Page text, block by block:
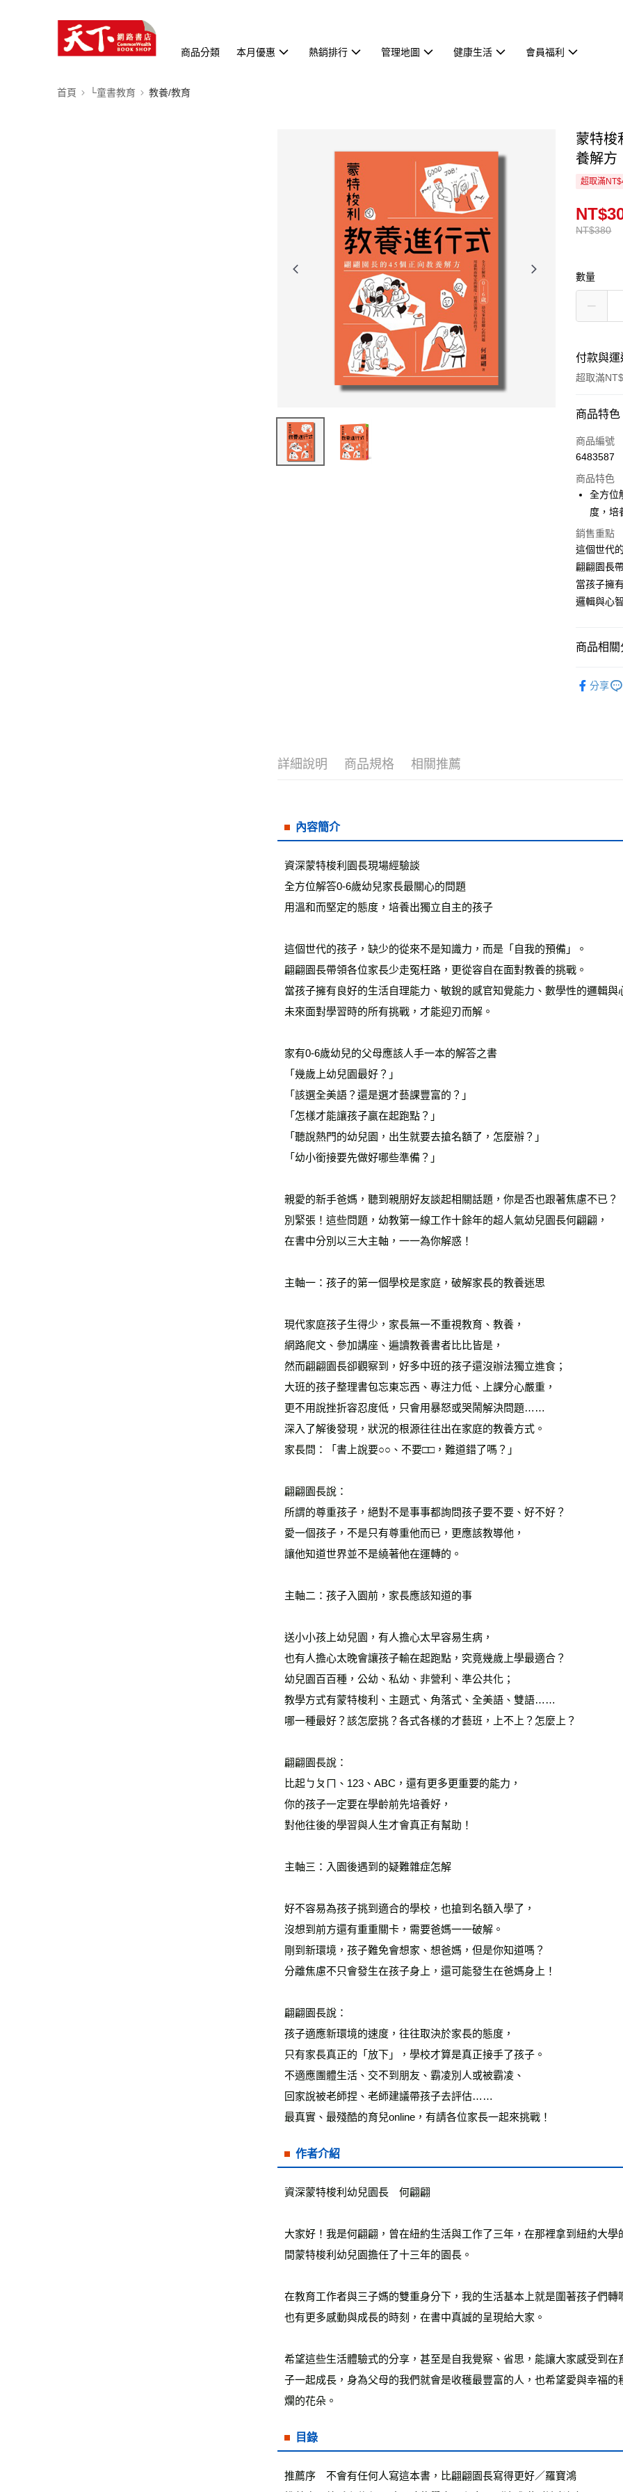
商品分類 本月優惠 熱銷排行 管理地圖 健康生活 會員福利
首頁 └童書教育 教養/教育
蒙特梭
養解方
超取滿
NT$380
數量
付款與運
超取滿
付款方式
信用卡一次
LINE Pay
Apple Pay
街口支付
悠遊付
ATM付款
每筆
宅配
商品特色
商品編號
6483587
商品特色
全方位
度，培
銷售重點
這個世代
翩翩園長
當孩子擁
邏輯與心
商品相關
分享
詳細說明 商品規格 相關推薦
內容簡介
資深蒙特梭利園長現場經驗談
全方位解答0-6歲幼兒家長最關心的問題
用溫和而堅定的態度，培養出獨立自主的孩子
這個世代的孩子，缺少的從來不是知識力，而是「自我的預備」。
翩翩園長帶領各位家長少走冤枉路，更從容自在面對教養的挑戰。
當孩子擁有良好的生活自理能力、敏銳的感官知覺能力、數學性的邏輯與
未來面對學習時的所有挑戰，才能迎刃而解。
家有0-6歲幼兒的父母應該人手一本的解答之書
「幾歲上幼兒園最好？」
「該選全美語？還是選才藝課豐富的？」
「怎樣才能讓孩子贏在起跑點？」
「聽說熱門的幼兒園，出生就要去搶名額了，怎麼辦？」
「幼小銜接要先做好哪些準備？」
親愛的新手爸媽，聽到親朋好友談起相關話題，你是否也跟著焦慮不已？
別緊張！這些問題，幼教第一線工作十餘年的超人氣幼兒園長何翩翩，
在書中分別以三大主軸，一一為你解惑！
主軸一：孩子的第一個學校是家庭，破解家長的教養迷思
現代家庭孩子生得少，家長無一不重視教育、教養，
網路爬文、參加講座、遍讀教養書者比比皆是，
然而翩翩園長卻觀察到，好多中班的孩子還沒辦法獨立進食；
大班的孩子整理書包忘東忘西、專注力低、上課分心嚴重，
更不用說挫折容忍度低，只會用暴怒或哭鬧解決問題……
深入了解後發現，狀況的根源往往出在家庭的教養方式。
家長問：「書上說要○○、不要□□，難道錯了嗎？」
翩翩園長說：
所謂的尊重孩子，絕對不是事事都詢問孩子要不要、好不好？
愛一個孩子，不是只有尊重他而已，更應該教導他，
讓他知道世界並不是繞著他在運轉的。
主軸二：孩子入園前，家長應該知道的事
送小小孩上幼兒園，有人擔心太早容易生病，
也有人擔心太晚會讓孩子輸在起跑點，究竟幾歲上學最適合？
幼兒園百百種，公幼、私幼、非營利、準公共化；
教學方式有蒙特梭利、主題式、角落式、全美語、雙語……
哪一種最好？該怎麼挑？各式各樣的才藝班，上不上？怎麼上？
翩翩園長說：
比起ㄅㄆㄇ、123、ABC，還有更多更重要的能力，
你的孩子一定要在學齡前先培養好，
對他往後的學習與人生才會真正有幫助！
主軸三：入園後遇到的疑難雜症怎解
好不容易為孩子挑到適合的學校，也搶到名額入學了，
沒想到前方還有重重關卡，需要爸媽一一破解。
剛到新環境，孩子難免會想家、想爸媽，但是你知道嗎？
分離焦慮不只會發生在孩子身上，還可能發生在爸媽身上！
翩翩園長說：
孩子適應新環境的速度，往往取決於家長的態度，
只有家長真正的「放下」，學校才算是真正接手了孩子。
不適應團體生活、交不到朋友、霸凌別人或被霸凌、
回家說被老師捏、老師建議帶孩子去評估……
最真實、最殘酷的育兒online，有請各位家長一起來挑戰！
作者介紹
資深蒙特梭利幼兒園長　何翩翩
大家好！我是何翩翩，曾在紐約生活與工作了三年，在那裡拿到紐約大
間蒙特梭利幼兒園擔任了十三年的園長。
在教育工作者與三子媽的雙重身分下，我的生活基本上就是圍著孩子們
也有更多感動與成長的時刻，在書中真誠的呈現給大家。
希望這些生活體驗式的分享，甚至是自我覺察、省思，能讓大家感受到
子一起成長，身為父母的我們就會是收穫最豐富的人，也希望愛與幸福
爛的花朵。
目錄
推薦序　不會有任何人寫這本書，比翩翩園長寫得更好／羅寶鴻